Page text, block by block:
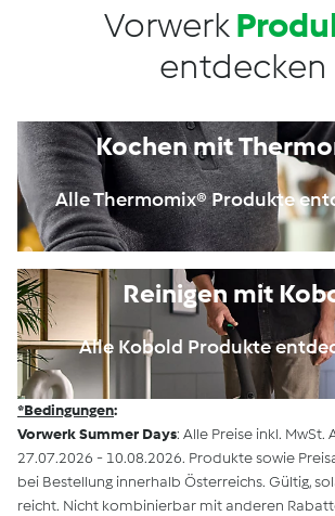
Vorwerk
entdecken
Kochen mit
Alle Thermomix® Produkte
Reinigen mit
Alle Kobold Produkte
*Bedingungen:
Vorwerk Summer Days: Alle Preise inkl.
27.07.2026 - 10.08.2026. Produkte sowie
bei Bestellung innerhalb Österreichs. Gültig,
reicht. Nicht kombinierbar mit anderen